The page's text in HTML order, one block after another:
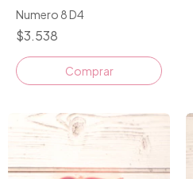
Numero 8 D4
$3.538
Comprar